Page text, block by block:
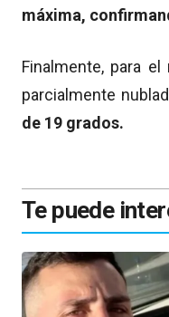
máxima,
Finalmente, para el
parcialmente
de 19 grados.
Te puede